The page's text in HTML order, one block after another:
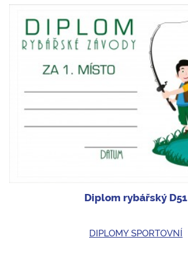
Diplom rybářský D51
DIPLOMY SPORTOVNÍ